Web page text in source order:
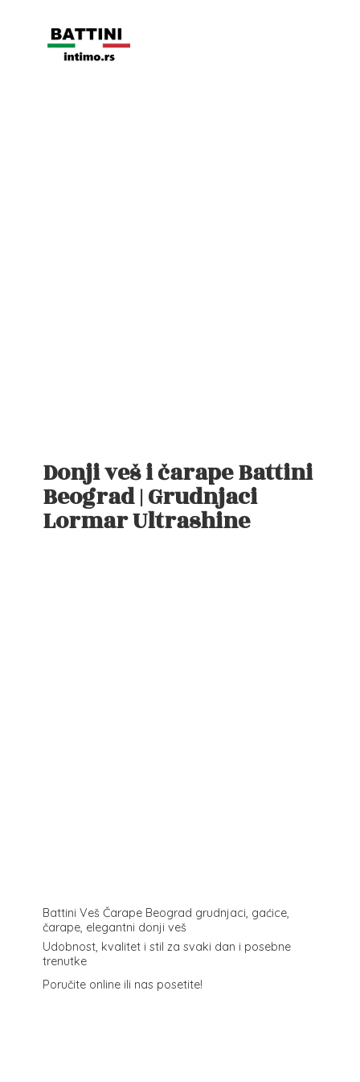
Donji veš i čarape Battini
Beograd | Grudnjaci
Lormar Ultrashine
Battini Veš Čarape Beograd grudnjaci, gaćice,
čarape, elegantni donji veš
Udobnost, kvalitet i stil za svaki dan i posebne
trenutke
Poručite online ili nas posetite!